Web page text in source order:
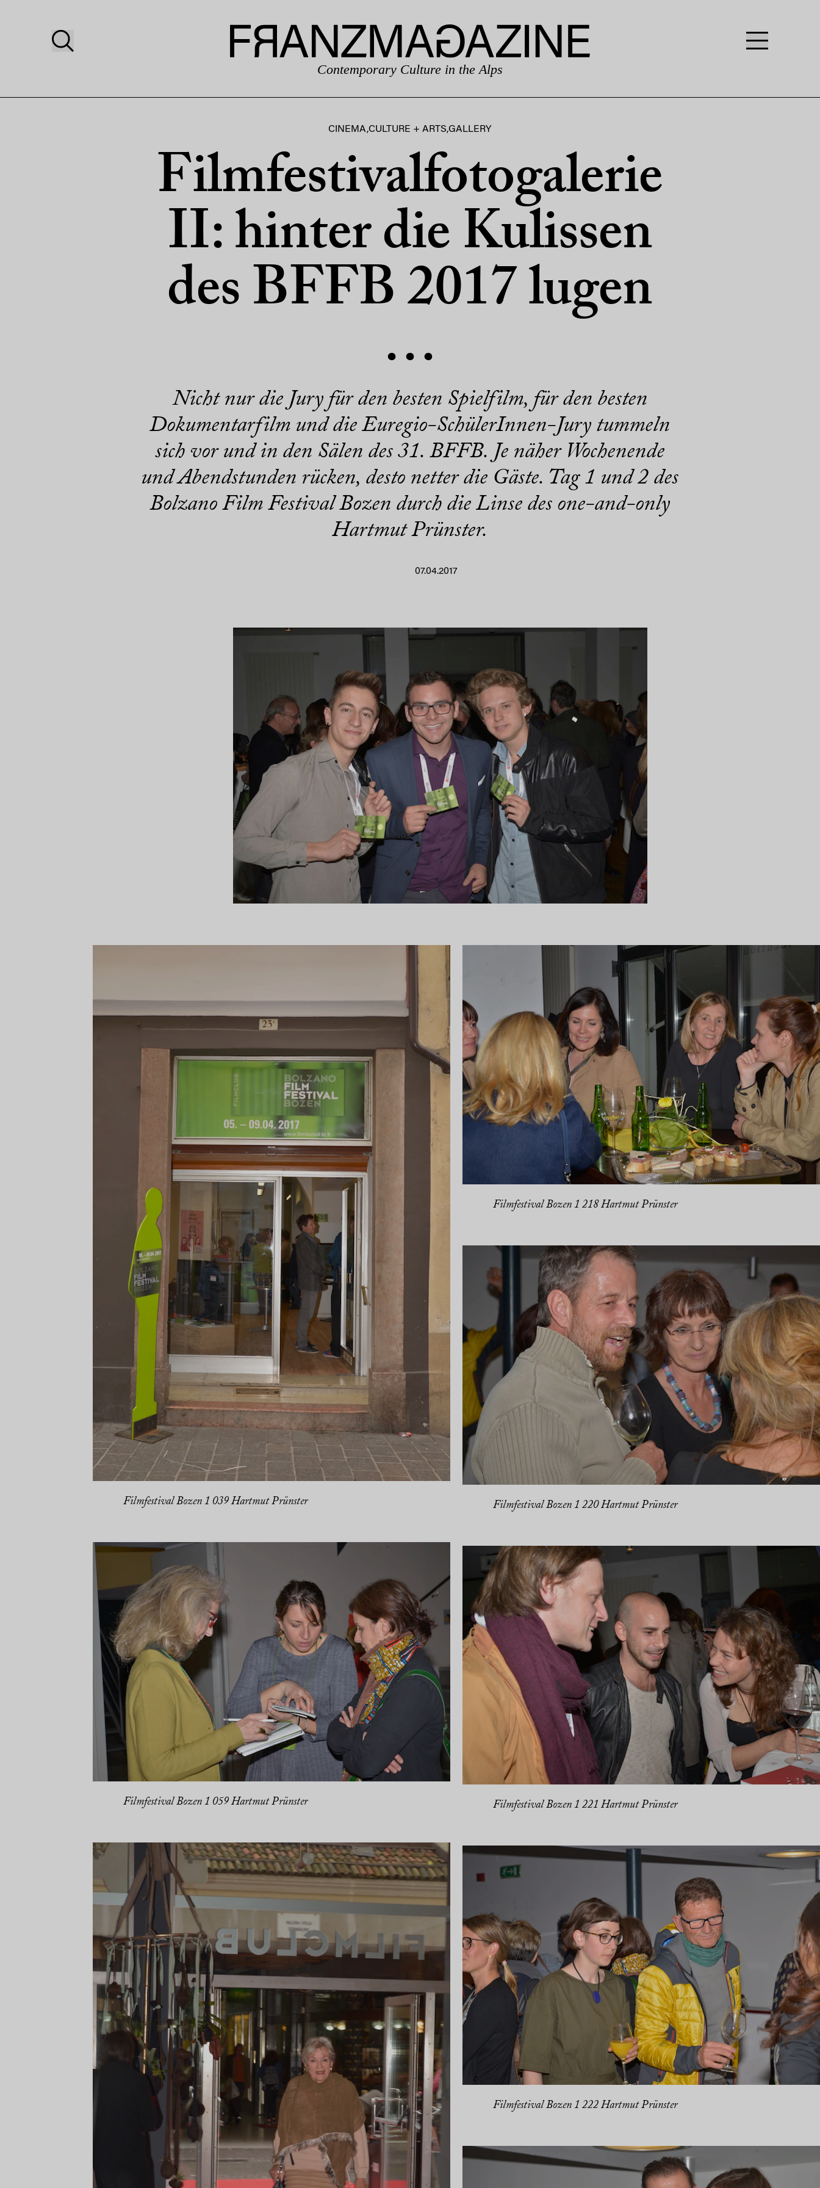
Contemporary Culture in the Alps
CINEMA,CULTURE + ARTS,GALLERY
Filmfestivalfotogalerie
II: hinter die Kulissen
des BFFB 2017 lugen
…
Nicht nur die Jury für den besten Spielfilm, für den besten
Dokumentarfilm und die Euregio-SchülerInnen-Jury tummeln
sich vor und in den Sälen des 31. BFFB. Je näher Wochenende
und Abendstunden rücken, desto netter die Gäste. Tag 1 und 2 des
Bolzano Film Festival Bozen durch die Linse des one-and-only
Hartmut Prünster.
07.04.2017
Filmfestival Bozen 1 039 Hartmut Prünster
Filmfestival Bozen 1 059 Hartmut Prünster
Filmfestival Bozen 1 218 Hartmut Prünster
Filmfestival Bozen 1 220 Hartmut Prünster
Filmfestival Bozen 1 221 Hartmut Prünster
Filmfestival Bozen 1 222 Hartmut Prünster